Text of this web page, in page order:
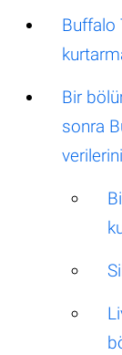
Buffalo
Bir
sonra